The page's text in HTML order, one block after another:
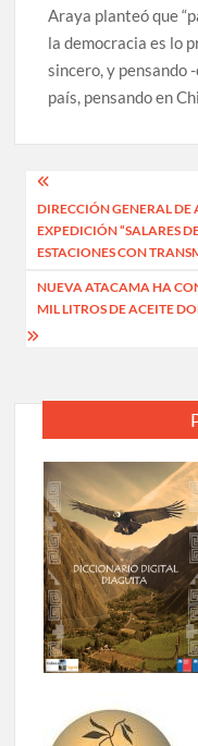
Araya planteó que
la democracia es lo
sincero, y pensando
país, pensando en
Navegación
de
entradas
DIRECCIÓN GENERAL
EXPEDICIÓN “SALARES
ESTACIONES CON
NUEVA ATACAMA HA
MIL LITROS DE ACEITE